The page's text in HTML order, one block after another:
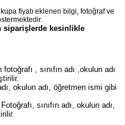
fiyatı eklenen bilgi, fotoğraf ve
siparişlerde kesinlikle
, sınıfın adı ,okulun adı
okulun adı, öğretmen ismi gibi
sınıfın adı, okulun adı,